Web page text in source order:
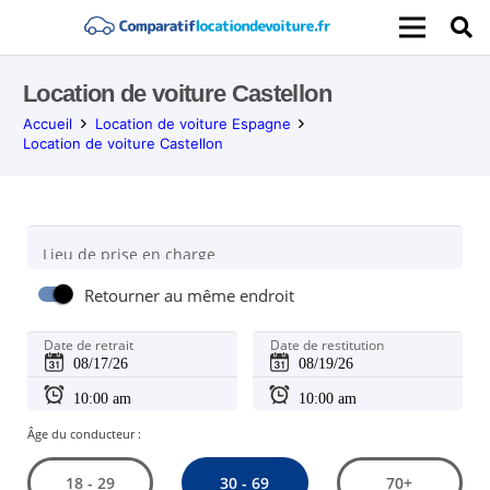
Location de voiture Castellon
Accueil
Location de voiture Espagne
Location de voiture Castellon
Lieu de prise en charge
Retourner au même endroit
Date de retrait Date de restitution
Âge du conducteur :
18 - 29 30 - 69 70+